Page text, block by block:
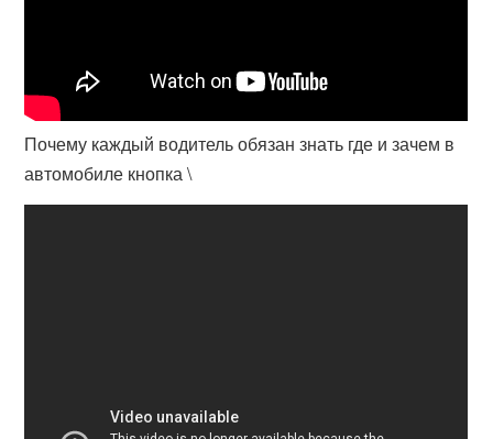
Почему каждый водитель обязан знать где и зачем в
автомобиле кнопка \